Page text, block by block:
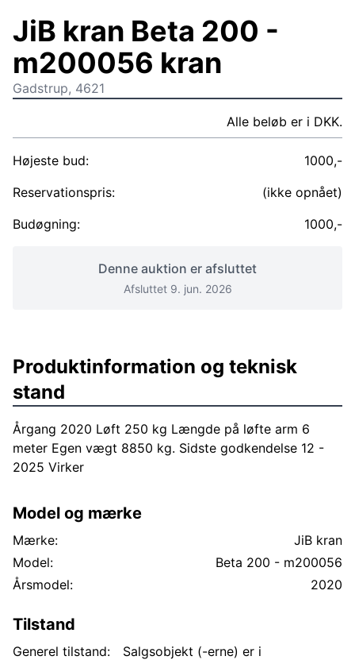
JiB kran Beta 200 -
m200056 kran
Gadstrup, 4621
Alle beløb er i DKK.
Højeste bud:
1000,-
Reservationspris:
(ikke opnået)
Budøgning:
1000,-
Denne auktion er afsluttet
Afsluttet 9. jun. 2026
Produktinformation og teknisk
stand
Årgang 2020 Løft 250 kg Længde på løfte arm 6
meter Egen vægt 8850 kg. Sidste godkendelse 12 -
2025 Virker
Model og mærke
Mærke:
JiB kran
Model:
Beta 200 - m200056
Årsmodel:
2020
Tilstand
Generel tilstand:
Salgsobjekt (-erne) er i